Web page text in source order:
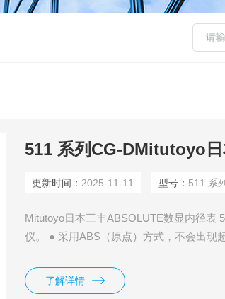
更新时间： 2025-11-11 型号： 511 系
Mitutoyo日本三丰ABSOLUTE数显内径表
仪。 ● 采用ABS（原点）方式，不会出现
何方向读取读数。 ● 可通过对位用量块套
了解详情